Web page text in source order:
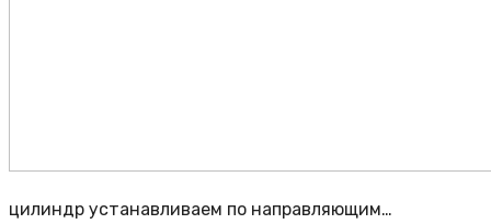
цилиндр устанавливаем по направляющим…